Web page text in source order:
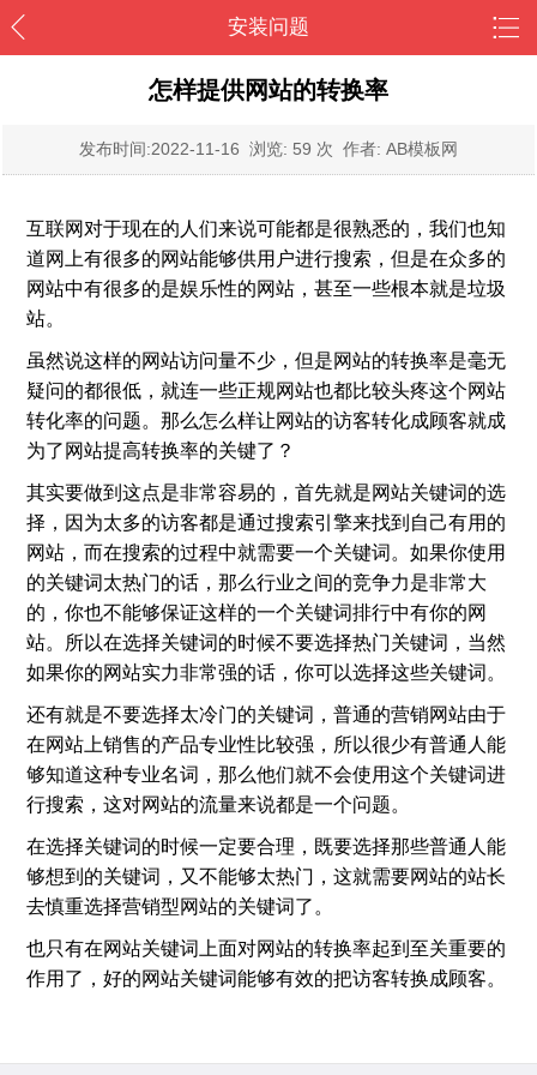
安装问题
怎样提供网站的转换率
发布时间:2022-11-16 浏览: 59 次 作者: AB模板网
互联网对于现在的人们来说可能都是很熟悉的，我们也知
道网上有很多的网站能够供用户进行搜索，但是在众多的
网站中有很多的是娱乐性的网站，甚至一些根本就是垃圾
站。
虽然说这样的网站访问量不少，但是网站的转换率是毫无
疑问的都很低，就连一些正规网站也都比较头疼这个网站
转化率的问题。那么怎么样让网站的访客转化成顾客就成
为了网站提高转换率的关键了？
其实要做到这点是非常容易的，首先就是网站关键词的选
择，因为太多的访客都是通过搜索引擎来找到自己有用的
网站，而在搜索的过程中就需要一个关键词。如果你使用
的关键词太热门的话，那么行业之间的竞争力是非常大
的，你也不能够保证这样的一个关键词排行中有你的网
站。所以在选择关键词的时候不要选择热门关键词，当然
如果你的网站实力非常强的话，你可以选择这些关键词。
还有就是不要选择太冷门的关键词，普通的营销网站由于
在网站上销售的产品专业性比较强，所以很少有普通人能
够知道这种专业名词，那么他们就不会使用这个关键词进
行搜索，这对网站的流量来说都是一个问题。
在选择关键词的时候一定要合理，既要选择那些普通人能
够想到的关键词，又不能够太热门，这就需要网站的站长
去慎重选择营销型网站的关键词了。
也只有在网站关键词上面对网站的转换率起到至关重要的
作用了，好的网站关键词能够有效的把访客转换成顾客。